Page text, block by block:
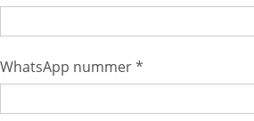
WhatsApp nummer *